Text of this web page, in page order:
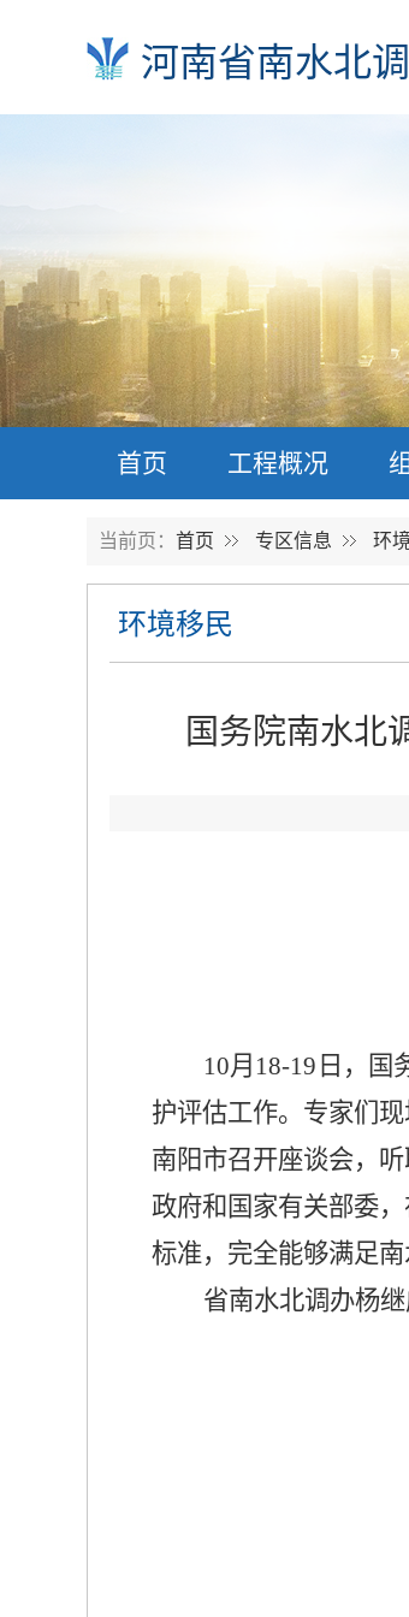
河南省南水北
首页 工程概况
当前页： 首页 专区信息 环
环境移民
国务院南水北
10月 18-19 日，国
护评估工作。专家们
南阳市召开座谈会，
政府和国家有关部委
标准，完全能够满足南
省南水北调办杨